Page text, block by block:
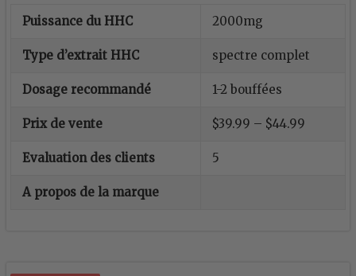
Puissance du HHC 2000mg
Type d’extrait HHC spectre complet
Dosage recommandé 1-2 bouffées
Prix de vente $39.99 – $44.99
Evaluation des clients 5
A propos de la marque